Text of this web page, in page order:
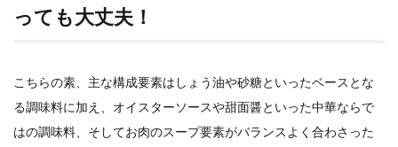
っても大丈夫！
こちらの素、主な構成要素はしょう油や砂糖といったベースとな
る調味料に加え、オイスターソースや甜面醤といった中華ならで
はの調味料、そしてお肉のスープ要素がバランスよく合わさった